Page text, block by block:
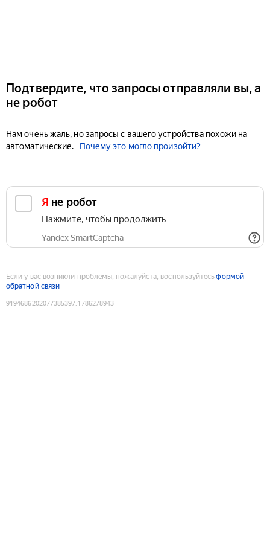
Подтвердите, что запросы отправляли вы, а
не робот
Нам очень жаль, но запросы с вашего устройства похожи на
автоматические.
Почему это могло произойти?
Я не робот
Нажмите, чтобы продолжить
Yandex SmartCaptcha
Если у вас возникли проблемы, пожалуйста, воспользуйтесьформой
обратной связи
9194686202077385397:1786278943